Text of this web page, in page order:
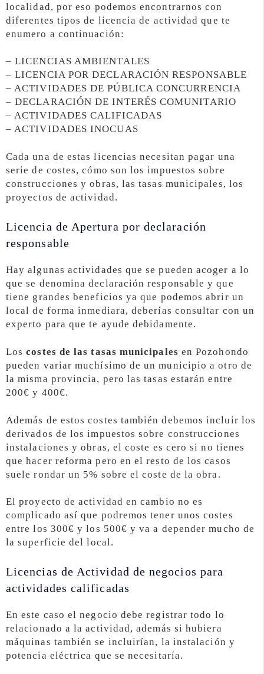
localidad, por eso podemos encontrarnos con
diferentes tipos de licencia de actividad que te
enumero a continuación:
– LICENCIAS AMBIENTALES
– LICENCIA POR DECLARACIÓN RESPONSABLE
– ACTIVIDADES DE PÚBLICA CONCURRENCIA
– DECLARACIÓN DE INTERÉS COMUNITARIO
– ACTIVIDADES CALIFICADAS
– ACTIVIDADES INOCUAS
Cada una de estas licencias necesitan pagar una
serie de costes, cómo son los impuestos sobre
construcciones y obras, las tasas municipales, los
proyectos de actividad.
Licencia de Apertura por declaración
responsable
Hay algunas actividades que se pueden acoger a lo
que se denomina declaración responsable y que
tiene grandes beneficios ya que podemos abrir un
local de forma inmediara, deberías consultar con un
experto para que te ayude debidamente.
Loscostes de las tasas municipales en Pozohondo
pueden variar muchísimo de un municipio a otro de
la misma provincia, pero las tasas estarán entre
200€ y 400€.
Además de estos costes también debemos incluir los
derivados de los impuestos sobre construcciones
instalaciones y obras, el coste es cero si no tienes
que hacer reforma pero en el resto de los casos
suele rondar un 5% sobre el coste de la obra.
El proyecto de actividad en cambio no es
complicado así que podremos tener unos costes
entre los 300€ y los 500€ y va a depender mucho de
la superficie del local.
Licencias de Actividad de negocios para
actividades calificadas
En este caso el negocio debe registrar todo lo
relacionado a la actividad, además si hubiera
máquinas también se incluirían, la instalación y
potencia eléctrica que se necesitaría.